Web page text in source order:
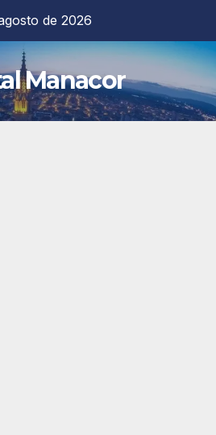
de 2026
Manacor